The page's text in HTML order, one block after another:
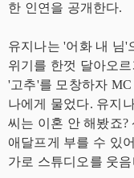
한 인연을 공개한다.
유지나는 '어화 내 님'
위기를 한껏 달아오
'고추'를 모창하자
나에게 물었다. 유지
씨는 이혼 안 해봤죠?
애달프게 부를 수 있
가로 스튜디오를 웃